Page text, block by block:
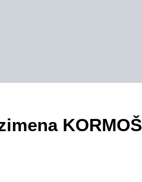
KORMOŠ